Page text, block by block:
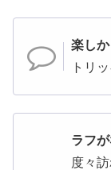
楽し
トリ
ラフ
度々